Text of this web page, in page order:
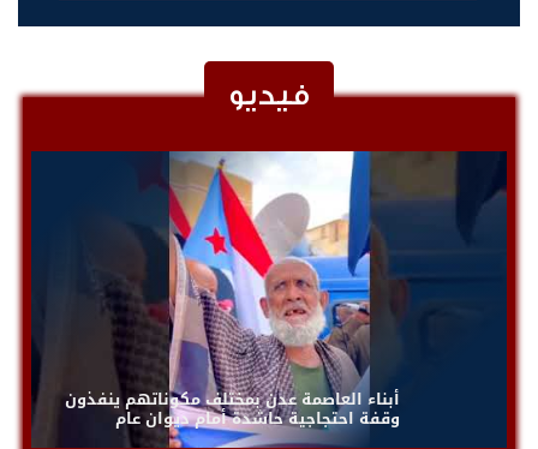
فيديو
أبناء العاصمة عدن بمختلف مكوناتهم ينفذون
وقفة احتجاجية حاشدة أمام ديوان عام